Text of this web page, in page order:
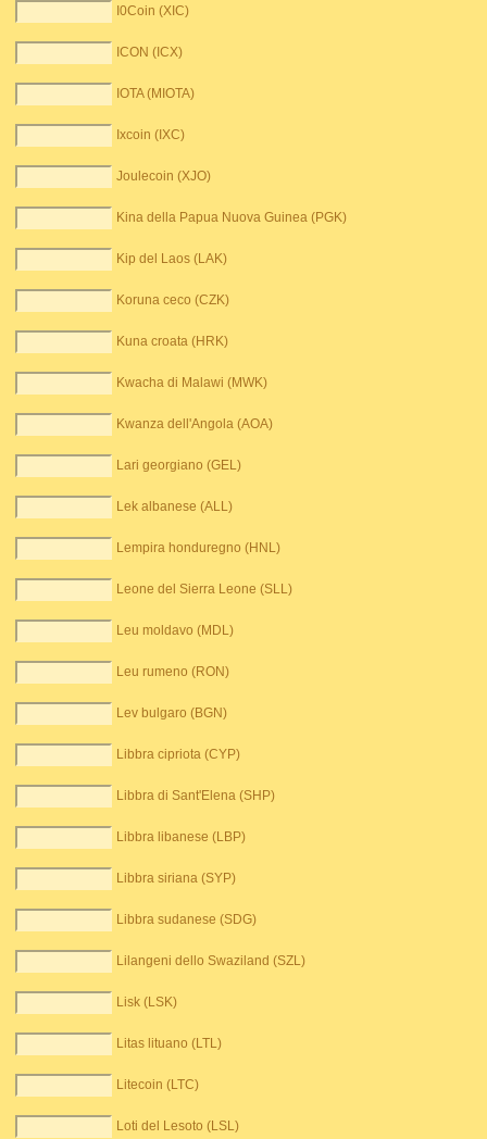
I0Coin (XIC)
ICON (ICX)
IOTA (MIOTA)
Ixcoin (IXC)
Joulecoin (XJO)
Kina della Papua Nuova Guinea (PGK)
Kip del Laos (LAK)
Koruna ceco (CZK)
Kuna croata (HRK)
Kwacha di Malawi (MWK)
Kwanza dell'Angola (AOA)
Lari georgiano (GEL)
Lek albanese (ALL)
Lempira honduregno (HNL)
Leone del Sierra Leone (SLL)
Leu moldavo (MDL)
Leu rumeno (RON)
Lev bulgaro (BGN)
Libbra cipriota (CYP)
Libbra di Sant'Elena (SHP)
Libbra libanese (LBP)
Libbra siriana (SYP)
Libbra sudanese (SDG)
Lilangeni dello Swaziland (SZL)
Lisk (LSK)
Litas lituano (LTL)
Litecoin (LTC)
Loti del Lesoto (LSL)